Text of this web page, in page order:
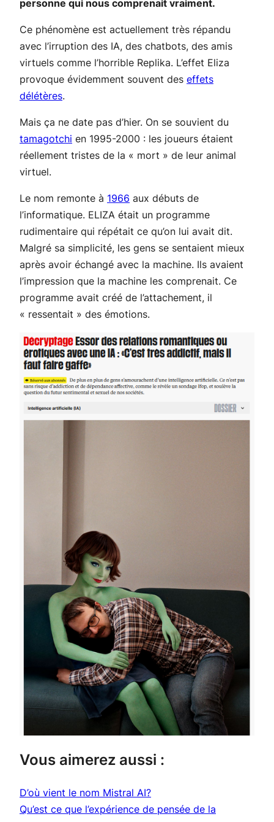
personne qui nous comprenait vraiment.
Ce phénomène est actuellement très répandu
avec l’irruption des IA, des chatbots, des amis
virtuels comme l’horrible Replika. L’effet Eliza
provoque évidemment souvent des effets
délétères.
Mais ça ne date pas d’hier. On se souvient du
tamagotchi en 1995-2000 : les joueurs étaient
réellement tristes de la « mort » de leur animal
virtuel.
Le nom remonte à 1966 aux débuts de
l’informatique. ELIZA était un programme
rudimentaire qui répétait ce qu’on lui avait dit.
Malgré sa simplicité, les gens se sentaient mieux
après avoir échangé avec la machine. Ils avaient
l’impression que la machine les comprenait. Ce
programme avait créé de l’attachement, il
« ressentait » des émotions.
Vous aimerez aussi :
D’où vient le nom Mistral AI?
Qu’est ce que l’expérience de pensée de la